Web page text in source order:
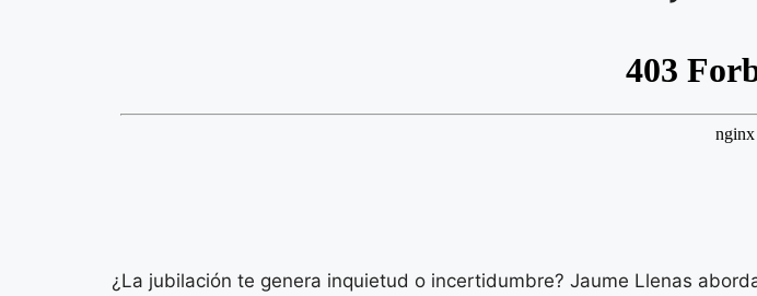
¿La jubilación te genera inquietud o incertidumbre? Jaume Llenas